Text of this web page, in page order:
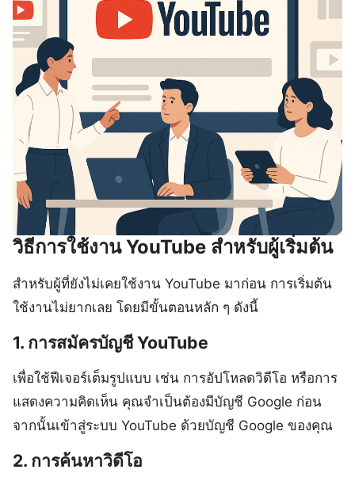
วิธีการใช้งาน YouTube สำหรับผู้เริ่มต้น
สำหรับผู้ที่ยังไม่เคยใช้งาน YouTube มาก่อน การเริ่มต้น
ใช้งานไม่ยากเลย โดยมีขั้นตอนหลัก ๆ ดังนี้
1. การสมัครบัญชี YouTube
เพื่อใช้ฟีเจอร์เต็มรูปแบบ เช่น การอัปโหลดวิดีโอ หรือการ
แสดงความคิดเห็น คุณจำเป็นต้องมีบัญชี Google ก่อน
จากนั้นเข้าสู่ระบบ YouTube ด้วยบัญชี Google ของคุณ
2. การค้นหาวิดีโอ